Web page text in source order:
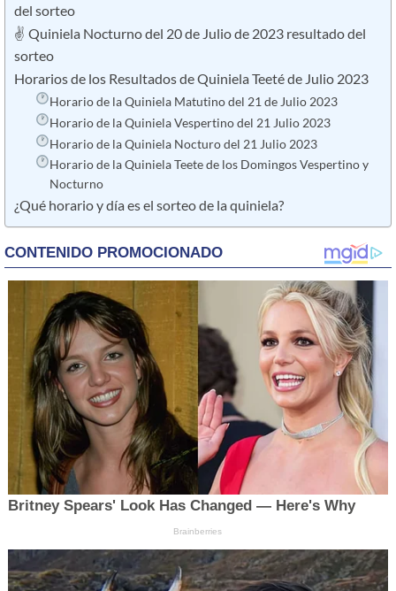
del sorteo
✌ Quiniela Nocturno del 20 de Julio de 2023 resultado del
sorteo
Horarios de los Resultados de Quiniela Teeté de Julio 2023
Horario de la Quiniela Matutino del 21 de Julio 2023
Horario de la Quiniela Vespertino del 21 Julio 2023
Horario de la Quiniela Nocturo del 21 Julio 2023
Horario de la Quiniela Teete de los Domingos Vespertino y
Nocturno
¿Qué horario y día es el sorteo de la quiniela?